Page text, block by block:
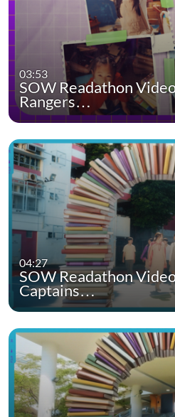
03:53
SOW Readathon
Rangers…
04:27
SOW Readathon
Captains…